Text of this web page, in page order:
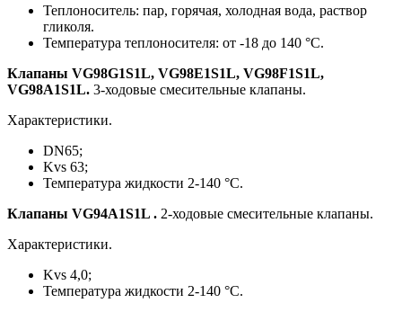
Теплоноситель: пар, горячая, холодная вода, раствор
гликоля.
Температура теплоносителя: от -18 до 140 °С.
Клапаны VG98G1S1L, VG98E1S1L, VG98F1S1L,
VG98A1S1L. 3-ходовые смесительные клапаны.
Характеристики.
DN65;
Kvs 63;
Температура жидкости 2-140 °C.
Клапаны VG94A1S1L . 2-ходовые смесительные клапаны.
Характеристики.
Kvs 4,0;
Температура жидкости 2-140 °C.